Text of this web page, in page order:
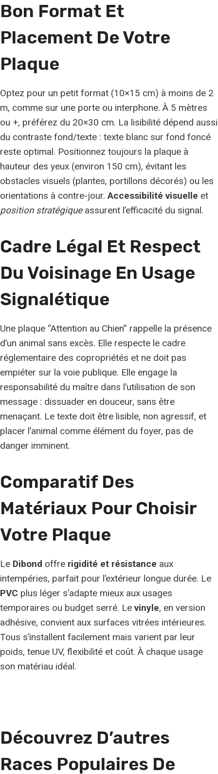
Bon Format Et
Placement De Votre
Plaque
Optez pour un petit format (10×15 cm) à moins de 2
m, comme sur une porte ou interphone. À 5 mètres
ou +, préférez du 20×30 cm. La lisibilité dépend aussi
du contraste fond/texte : texte blanc sur fond foncé
reste optimal. Positionnez toujours la plaque à
hauteur des yeux (environ 150 cm), évitant les
obstacles visuels (plantes, portillons décorés) ou les
orientations à contre-jour.Accessibilité visuelle et
position stratégiqueassurent l’efficacité du signal.
Cadre Légal Et Respect
Du Voisinage En Usage
Signalétique
Une plaque “Attention au Chien” rappelle la présence
d’un animal sans excès. Elle respecte le cadre
réglementaire des copropriétés et ne doit pas
empiéter sur la voie publique. Elle engage la
responsabilité du maître dans l’utilisation de son
message : dissuader en douceur, sans être
menaçant. Le texte doit être lisible, non agressif, et
placer l’animal comme élément du foyer, pas de
danger imminent.
Comparatif Des
Matériaux Pour Choisir
Votre Plaque
Le Dibond offre rigidité et résistance aux
intempéries, parfait pour l’extérieur longue durée. Le
PVC plus léger s’adapte mieux aux usages
temporaires ou budget serré. Le vinyle, en version
adhésive, convient aux surfaces vitrées intérieures.
Tous s’installent facilement mais varient par leur
poids, tenue UV, flexibilité et coût. À chaque usage
son matériau idéal.
Découvrez D’autres
Races Populaires De